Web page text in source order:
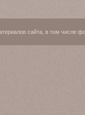
сайта, в том числе